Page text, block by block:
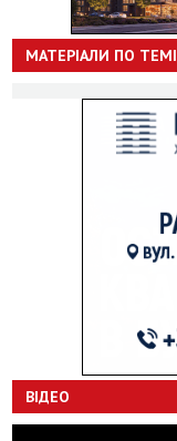
МАТЕРІАЛИ ПО ТЕМІ
ВІДЕО